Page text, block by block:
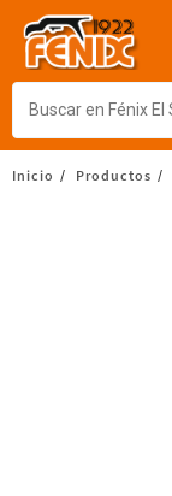
Inicio Productos